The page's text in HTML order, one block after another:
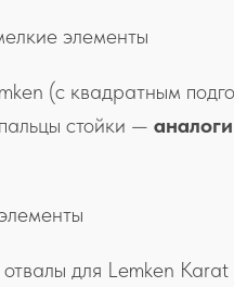
элементы
(с квадратным
стойки —
отвалы для Lemken